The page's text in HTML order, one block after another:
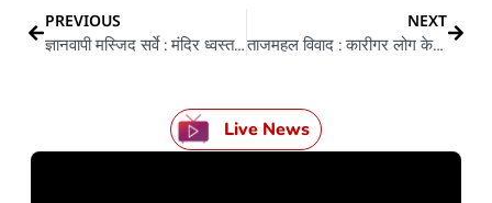
PREVIOUS
ज्ञानवापी मस्जिद सर्वे : मंदिर ध्वस्त भइल, खजाना लुटा गईल लेकिन शिवलिंग के हिलावल ना जा सकल
NEXT
ताजमहल विवाद : कारीगर लोग के वंशज के खुलासा, का बा ताजमहल के 20 कमरा के राज
Live News